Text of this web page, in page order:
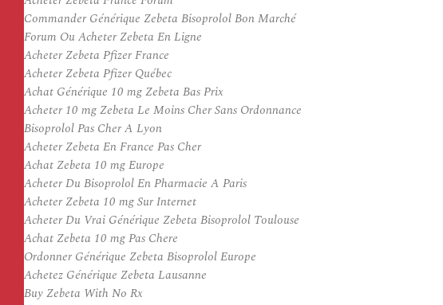
Commander Générique Zebeta Bisoprolol Bon Marché
Forum Ou Acheter Zebeta En Ligne
Acheter Zebeta Pfizer France
Acheter Zebeta Pfizer Québec
Achat Générique 10 mg Zebeta Bas Prix
Acheter 10 mg Zebeta Le Moins Cher Sans Ordonnance
Bisoprolol Pas Cher A Lyon
Acheter Zebeta En France Pas Cher
Achat Zebeta 10 mg Europe
Acheter Du Bisoprolol En Pharmacie A Paris
Acheter Zebeta 10 mg Sur Internet
Acheter Du Vrai Générique Zebeta Bisoprolol Toulouse
Achat Zebeta 10 mg Pas Chere
Ordonner Générique Zebeta Bisoprolol Europe
Achetez Générique Zebeta Lausanne
Buy Zebeta With No Rx